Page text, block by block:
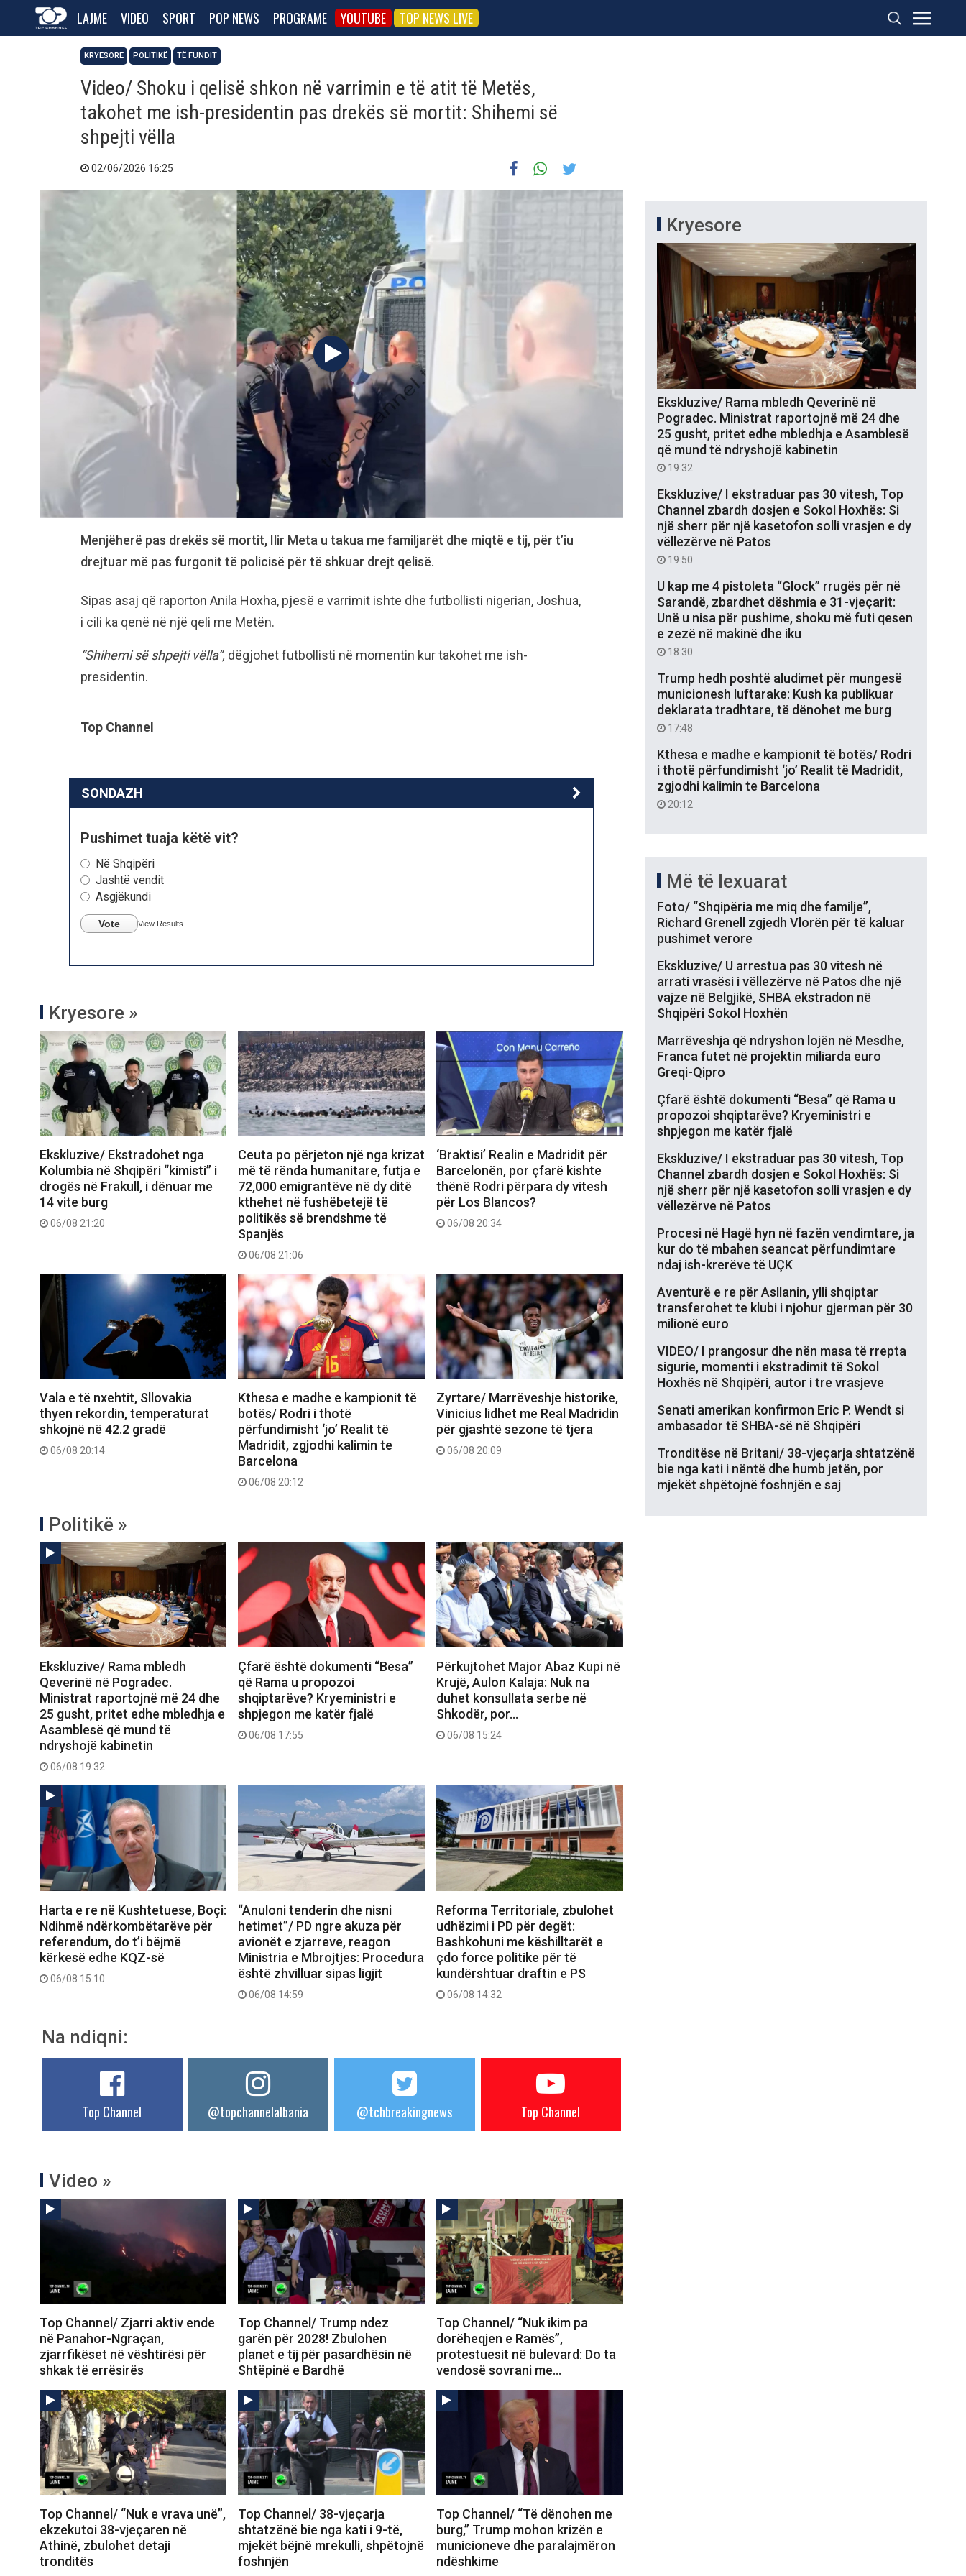
LAJME VIDEO SPORT POP NEWS PROGRAME YOUTUBE TOP NEWS LIVE
KRYESORE POLITIKË TË FUNDIT
Video/ Shoku i qelisë shkon në varrimin e të atit të Metës,
takohet me ish-presidentin pas drekës së mortit: Shihemi së
shpejti vëlla
02/06/2026 16:25
Menjëherë pas drekës së mortit, Ilir Meta u takua me familjarët dhe miqtë e tij, për t’iu
drejtuar më pas furgonit të policisë për të shkuar drejt qelisë.
Sipas asaj që raporton Anila Hoxha, pjesë e varrimit ishte dhe futbollisti nigerian, Joshua,
i cili ka qenë në një qeli me Metën.
“Shihemi së shpejti vëlla”, dëgjohet futbollisti në momentin kur takohet me ish-
presidentin.
Top Channel
SONDAZH
Pushimet tuaja këtë vit?
Në Shqipëri
Jashtë vendit
Asgjëkundi
Vote View Results
Kryesore »
Ekskluzive/ Ekstradohet nga
Kolumbia në Shqipëri “kimisti” i
drogës në Frakull, i dënuar me
14 vite burg
06/08 21:20
Ceuta po përjeton një nga krizat
më të rënda humanitare, futja e
72,000 emigrantëve në dy ditë
kthehet në fushëbetejë të
politikës së brendshme të
Spanjës
06/08 21:06
‘Braktisi’ Realin e Madridit për
Barcelonën, por çfarë kishte
thënë Rodri përpara dy vitesh
për Los Blancos?
06/08 20:34
Vala e të nxehtit, Sllovakia
thyen rekordin, temperaturat
shkojnë në 42.2 gradë
06/08 20:14
Kthesa e madhe e kampionit të
botës/ Rodri i thotë
përfundimisht ‘jo’ Realit të
Madridit, zgjodhi kalimin te
Barcelona
06/08 20:12
Zyrtare/ Marrëveshje historike,
Vinicius lidhet me Real Madridin
për gjashtë sezone të tjera
06/08 20:09
Politikë »
Ekskluzive/ Rama mbledh
Qeverinë në Pogradec.
Ministrat raportojnë më 24 dhe
25 gusht, pritet edhe mbledhja e
Asamblesë që mund të
ndryshojë kabinetin
06/08 19:32
Çfarë është dokumenti “Besa”
që Rama u propozoi
shqiptarëve? Kryeministri e
shpjegon me katër fjalë
06/08 17:55
Përkujtohet Major Abaz Kupi në
Krujë, Aulon Kalaja: Nuk na
duhet konsullata serbe në
Shkodër, por…
06/08 15:24
Harta e re në Kushtetuese, Boçi:
Ndihmë ndërkombëtarëve për
referendum, do t’i bëjmë
kërkesë edhe KQZ-së
06/08 15:10
“Anuloni tenderin dhe nisni
hetimet”/ PD ngre akuza për
avionët e zjarreve, reagon
Ministria e Mbrojtjes: Procedura
është zhvilluar sipas ligjit
06/08 14:59
Reforma Territoriale, zbulohet
udhëzimi i PD për degët:
Bashkohuni me këshilltarët e
çdo force politike për të
kundërshtuar draftin e PS
06/08 14:32
Na ndiqni:
Top Channel @topchannelalbania @tchbreakingnews Top Channel
Video »
Top Channel/ Zjarri aktiv ende
në Panahor-Ngraçan,
zjarrfikëset në vështirësi për
shkak të errësirës
Top Channel/ Trump ndez
garën për 2028! Zbulohen
planet e tij për pasardhësin në
Shtëpinë e Bardhë
Top Channel/ “Nuk ikim pa
dorëheqjen e Ramës”,
protestuesit në bulevard: Do ta
vendosë sovrani me…
Top Channel/ “Nuk e vrava unë”,
ekzekutoi 38-vjeçaren në
Athinë, zbulohet detaji
tronditës
Top Channel/ 38-vjeçarja
shtatzënë bie nga kati i 9-të,
mjekët bëjnë mrekulli, shpëtojnë
foshnjën
Top Channel/ “Të dënohen me
burg,” Trump mohon krizën e
municioneve dhe paralajmëron
ndëshkime
Kryesore
Ekskluzive/ Rama mbledh Qeverinë në
Pogradec. Ministrat raportojnë më 24 dhe
25 gusht, pritet edhe mbledhja e Asamblesë
që mund të ndryshojë kabinetin
19:32
Ekskluzive/ I ekstraduar pas 30 vitesh, Top
Channel zbardh dosjen e Sokol Hoxhës: Si
një sherr për një kasetofon solli vrasjen e dy
vëllezërve në Patos
19:50
U kap me 4 pistoleta “Glock” rrugës për në
Sarandë, zbardhet dëshmia e 31-vjeçarit:
Unë u nisa për pushime, shoku më futi qesen
e zezë në makinë dhe iku
18:30
Trump hedh poshtë aludimet për mungesë
municionesh luftarake: Kush ka publikuar
deklarata tradhtare, të dënohet me burg
17:48
Kthesa e madhe e kampionit të botës/ Rodri
i thotë përfundimisht ‘jo’ Realit të Madridit,
zgjodhi kalimin te Barcelona
20:12
Më të lexuarat
Foto/ “Shqipëria me miq dhe familje”,
Richard Grenell zgjedh Vlorën për të kaluar
pushimet verore
Ekskluzive/ U arrestua pas 30 vitesh në
arrati vrasësi i vëllezërve në Patos dhe një
vajze në Belgjikë, SHBA ekstradon në
Shqipëri Sokol Hoxhën
Marrëveshja që ndryshon lojën në Mesdhe,
Franca futet në projektin miliarda euro
Greqi-Qipro
Çfarë është dokumenti “Besa” që Rama u
propozoi shqiptarëve? Kryeministri e
shpjegon me katër fjalë
Ekskluzive/ I ekstraduar pas 30 vitesh, Top
Channel zbardh dosjen e Sokol Hoxhës: Si
një sherr për një kasetofon solli vrasjen e dy
vëllezërve në Patos
Procesi në Hagë hyn në fazën vendimtare, ja
kur do të mbahen seancat përfundimtare
ndaj ish-krerëve të UÇK
Aventurë e re për Asllanin, ylli shqiptar
transferohet te klubi i njohur gjerman për 30
milionë euro
VIDEO/ I prangosur dhe nën masa të rrepta
sigurie, momenti i ekstradimit të Sokol
Hoxhës në Shqipëri, autor i tre vrasjeve
Senati amerikan konfirmon Eric P. Wendt si
ambasador të SHBA-së në Shqipëri
Tronditëse në Britani/ 38-vjeçarja shtatzënë
bie nga kati i nëntë dhe humb jetën, por
mjekët shpëtojnë foshnjën e saj